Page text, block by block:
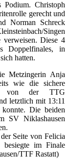
Christoph
gerecht und
Norman Schreck
Singen
verweisen. Diese 4
Doppelfinales, in
hatten.
Metzingerin Anja
wie die sichere
von der TTG
letztlich mit 13:11
Die beiden
SV Niklashausen
Seite von Felicia
im Finale
TTF Rastatt)